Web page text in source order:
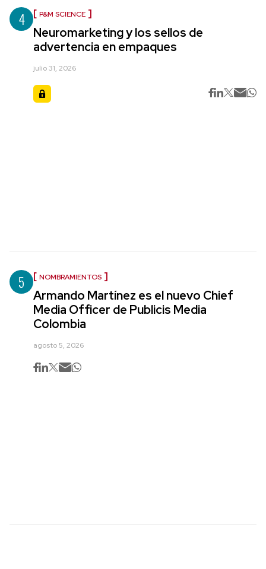
4 P&M SCIENCE
Neuromarketing y los sellos de
advertencia en empaques
julio 31, 2026
5 NOMBRAMIENTOS
Armando Martínez es el nuevo Chief
Media Officer de Publicis Media
Colombia
agosto 5, 2026